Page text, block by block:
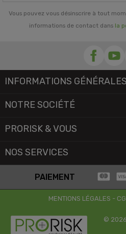
Vous pouvez vous désinscrire à tout
informations de contact dans la
INFORMATIONS GÉNÉRALES
NOTRE SOCIÉTÉ
PRORISK & VOUS
NOS SERVICES
PAIEMENT
MENTIONS LÉGALES -
© 2026